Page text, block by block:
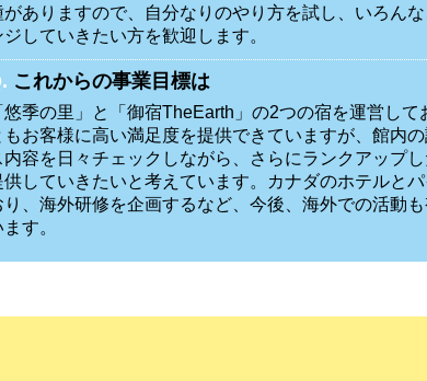
がありますので、自分なりのやり方を試し、いろん
ジしていきたい方を歓迎します。
これからの事業目標は
悠季の里」と「御宿TheEarth」の2つの宿を運営して
もお客様に高い満足度を提供できていますが、館内
内容を日々チェックしながら、さらにランクアップ
供していきたいと考えています。カナダのホテルと
り、海外研修を企画するなど、今後、海外での活動
す。